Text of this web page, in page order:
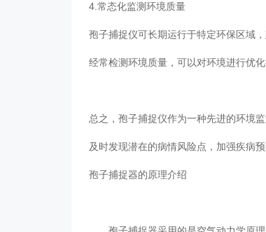
4.常态化监测环境质量
孢子捕捉仪可长期运行于特定环保区域，
经常检测环境质量，可以对环境进行优化控制
总之，孢子捕捉仪作为一种先进的环境监
及时发现潜在的病情风险点，加强疾病预
孢子捕捉器的原理介绍